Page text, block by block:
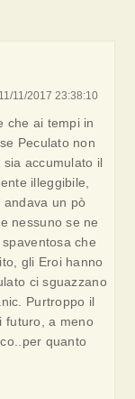
11/11/2017 23:38:10
che ai tempi in
Peculato non
accumulato il
illeggibile,
andava un pò
nessuno se ne
che
gli Eroi hanno
ci sguazzano
Purtroppo il
futuro, a meno
quanto